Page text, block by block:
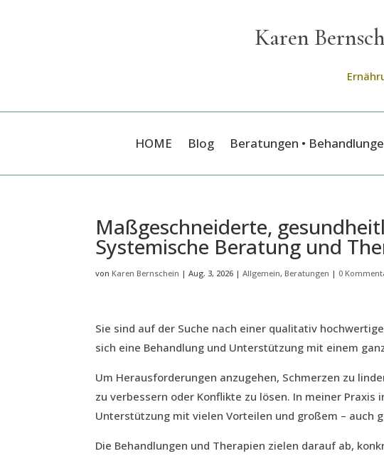
Karen
HOME Blog Beratungen •
Maßgeschneiderte,
Systemische Beratung und
von Karen Bernschein |Aug. 3, 2026 |Allgemein, Beratungen | 0
Sie sind auf der Suche nach einer qualitativ
sich eine Behandlung und Unterstützung mit einem
Um Herausforderungen anzugehen, Schmerzen zu
zu verbessern oder Konflikte zu lösen. In meiner Praxis
Unterstützung mit vielen Vorteilen und großem – auch
Die Behandlungen und Therapien zielen darauf ab,